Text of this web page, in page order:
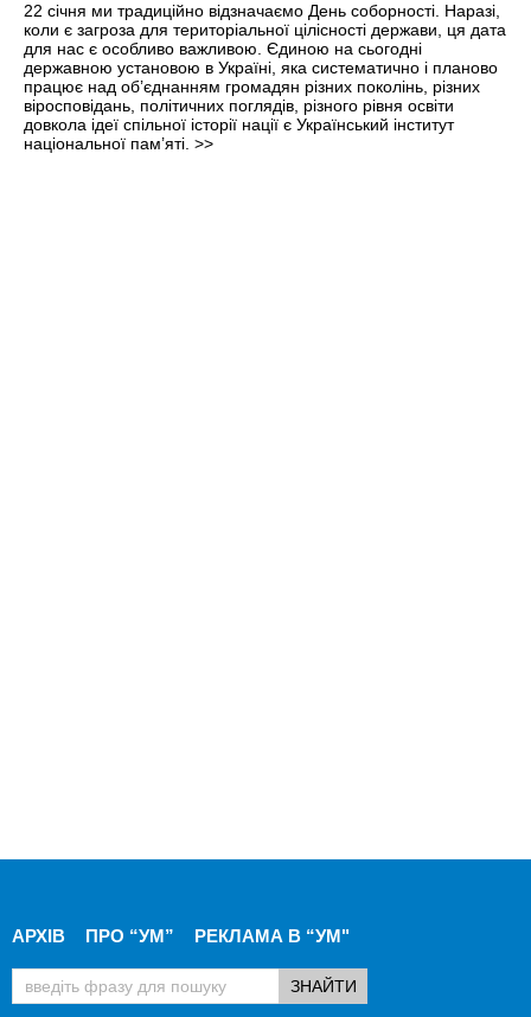
22 січня ми традиційно відзначаємо День соборності. Наразі,
коли є загроза для територіальної цілісності держави, ця дата
для нас є особливо важливою. Єдиною на сьогодні
державною установою в Україні, яка систематично і планово
працює над об’єднанням громадян різних поколінь, різних
віросповідань, політичних поглядів, різного рівня освіти
довкола ідеї спільної історії нації є Український інститут
національної пам’яті. >>
АРХІВ ПРО “УМ” РЕКЛАМА В “УМ"